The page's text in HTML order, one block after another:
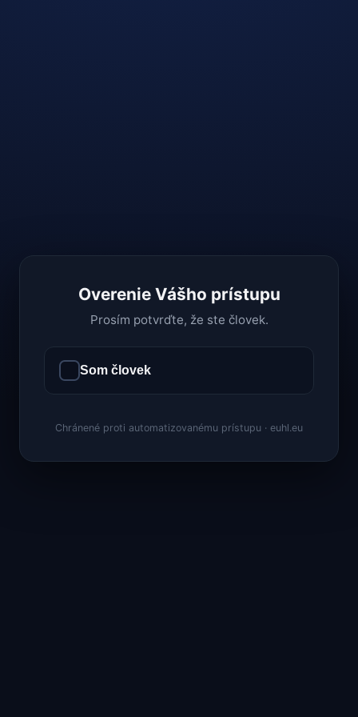
Overenie Vášho prístupu
Prosím potvrďte, že ste človek.
Som človek
Chránené proti automatizovanému prístupu · euhl.eu